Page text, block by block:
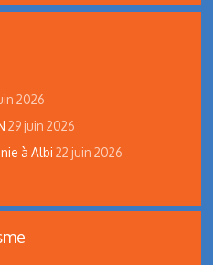
2026
29 juin 2026
à Albi 22 juin 2026